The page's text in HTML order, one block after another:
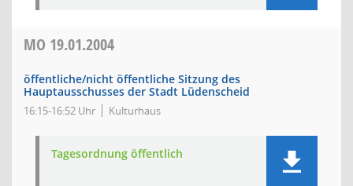
MO 19.01.2004
öffentliche/nicht öffentliche Sitzung des
Hauptausschusses der Stadt Lüdenscheid
16:15-16:52 Uhr Kulturhaus
Tagesordnung öffentlich